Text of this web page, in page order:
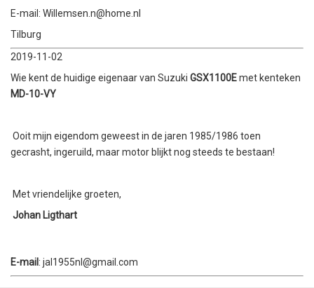
E-mail: Willemsen.n@home.nl
Tilburg
2019-11-02
Wie kent de huidige eigenaar van Suzuki GSX1100Emet kenteken
MD-10-VY
Ooit mijn eigendom geweest in de jaren 1985/1986 toen
gecrasht, ingeruild, maar motor blijkt nog steeds te bestaan!
Met vriendelijke groeten,
Johan Ligthart
E-mail : jal1955nl@gmail.com